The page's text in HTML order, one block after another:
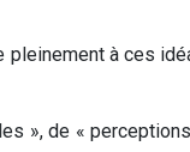
pleinement à ces
», de «